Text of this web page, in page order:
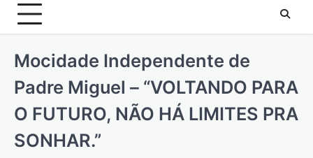
Mocidade Independente de
Padre Miguel – “VOLTANDO PARA
O FUTURO, NÃO HÁ LIMITES PRA
SONHAR.”